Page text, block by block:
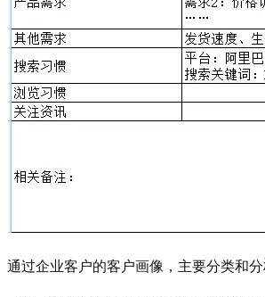
通过企业客户的客户画像，主要分类和分